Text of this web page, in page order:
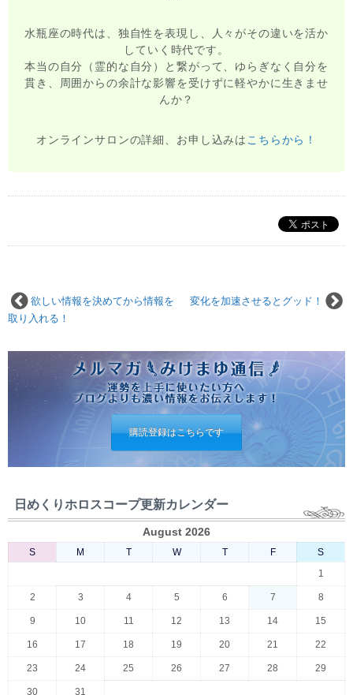
水瓶座の時代は、独自性を表現し、人々がその違いを活か
していく時代です。
本当の自分（霊的な自分）と繋がって、ゆらぎなく自分を
貫き、周囲からの余計な影響を受けずに軽やかに生きませ
んか？
オンラインサロンの詳細、お申し込みは こちらから！
変化を加速させるとグッド！
欲しい情報を決めてから情報を
取り入れる！
購読登録はこちらです
日めくりホロスコープ更新カレンダー
August 2026
S M T W T F
S
1
2 3 4 5 6 7 8
9 10 11 12 13 14 15
16 17 18 19 20 21 22
23 24 25 26 27 28 29
30 31